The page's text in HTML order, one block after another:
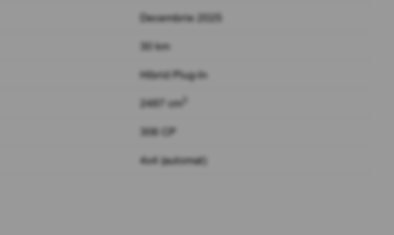
Decembrie 2025
30 km
Hibrid Plug-In
2487 cm
306 CP
4x4 (automat)